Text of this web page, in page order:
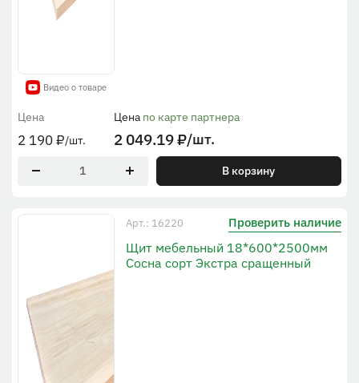
Видео о товаре
Цена
2 190₽/шт.
Цена по карте партнера
2 049.19₽/шт.
В корзину
Арт.: 16220 Проверить наличие
Щит мебельный 18*600*2500мм
Сосна сорт Экстра сращенный